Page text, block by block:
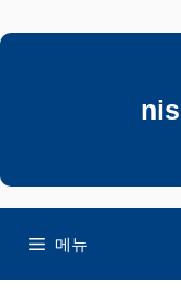
텐
뛰
메뉴